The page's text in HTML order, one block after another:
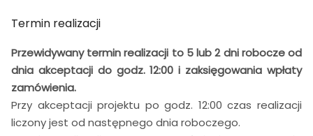
Termin realizacji
Przewidywany termin realizacji to 5 lub 2 dni robocze od
dnia akceptacji do godz. 12:00 i zaksięgowania wpłaty
zamówienia.
Przy akceptacji projektu po godz. 12:00 czas realizacji
liczony jest od następnego dnia roboczego.